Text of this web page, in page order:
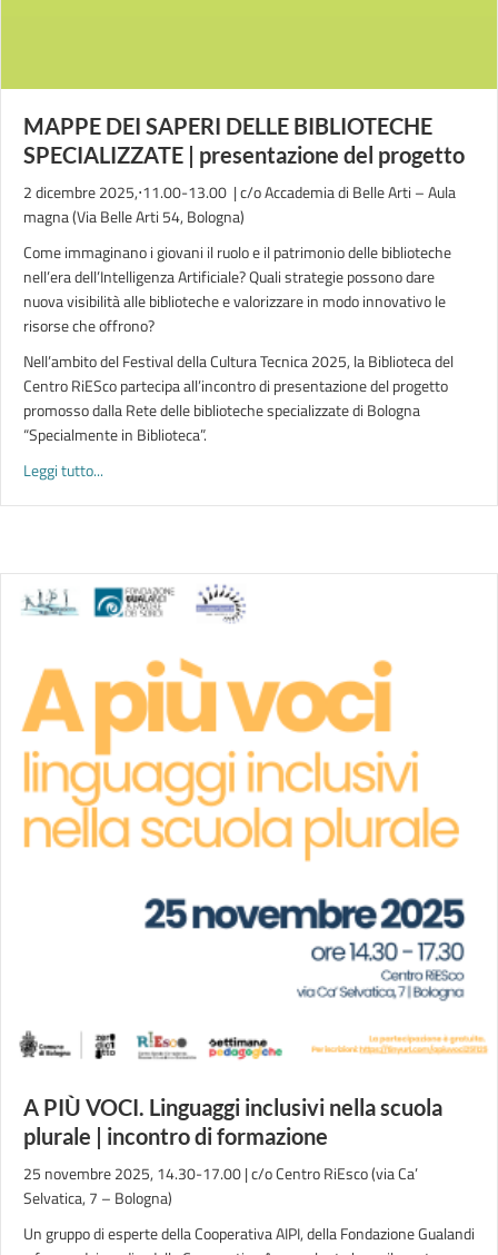
MAPPE DEI SAPERI DELLE BIBLIOTECHE
SPECIALIZZATE | presentazione del progetto
2 dicembre 2025,⋅11.00-13.00 | c/o Accademia di Belle Arti – Aula
magna (Via Belle Arti 54, Bologna)
Come immaginano i giovani il ruolo e il patrimonio delle biblioteche
nell’era dell’Intelligenza Artificiale? Quali strategie possono dare
nuova visibilità alle biblioteche e valorizzare in modo innovativo le
risorse che offrono?
Nell’ambito del Festival della Cultura Tecnica 2025, la Biblioteca del
Centro RiESco partecipa all’incontro di presentazione del progetto
promosso dalla Rete delle biblioteche specializzate di Bologna
“Specialmente in Biblioteca”.
Leggi tutto...
A PIÙ VOCI. Linguaggi inclusivi nella scuola
plurale | incontro di formazione
25 novembre 2025, 14.30-17.00 | c/o Centro RiEsco (via Ca’
Selvatica, 7 – Bologna)
Un gruppo di esperte della Cooperativa AIPI, della Fondazione Gualandi